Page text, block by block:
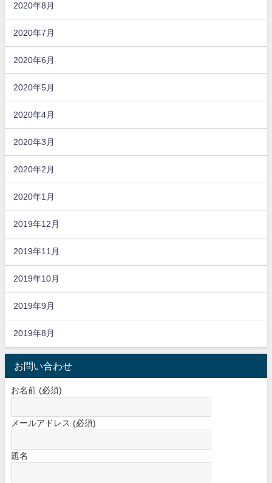
2020年8月
2020年7月
2020年6月
2020年5月
2020年4月
2020年3月
2020年2月
2020年1月
2019年12月
2019年11月
2019年10月
2019年9月
2019年8月
お問い合わせ
お名前 (必須)
メールアドレス (必須)
題名